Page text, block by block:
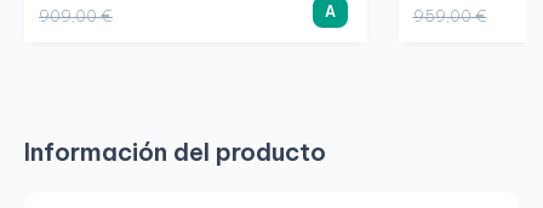
909,00 € A 959,00 €
Información del producto